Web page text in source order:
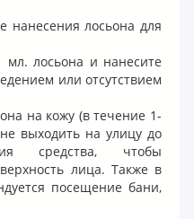
нанесения лосьона для
мл. лосьона и нанесите
или отсутствием
на кожу (в течение 1-
выходить на улицу до
средства, чтобы
лица. Также в
посещение бани,